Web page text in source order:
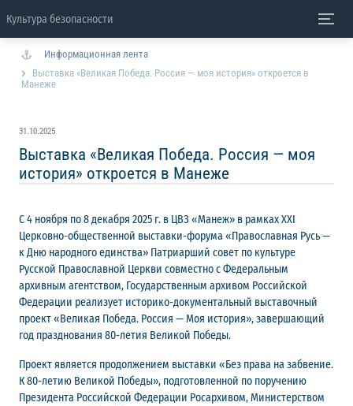
Культура безопасности
Информационная лента
Выставка «Великая Победа. Россия — моя история» откроется в
Манеже
31.10.2025
Выставка «Великая Победа. Россия — моя
история» откроется в Манеже
С 4 ноября по 8 декабря 2025 г. в ЦВЗ «Манеж» в рамках XXI
Церковно-общественной выставки-форума «Православная Русь —
к Дню народного единства» Патриарший совет по культуре
Русской Православной Церкви совместно с Федеральным
архивным агентством, Государственным архивом Российской
Федерации реализует историко-документальный выставочный
проект «Великая Победа. Россия — Моя история», завершающий
год празднования 80-летия Великой Победы.
Проект является продолжением выставки «Без права на забвение.
К 80-летию Великой Победы», подготовленной по поручению
Президента Российской Федерации Росархивом, Министерством